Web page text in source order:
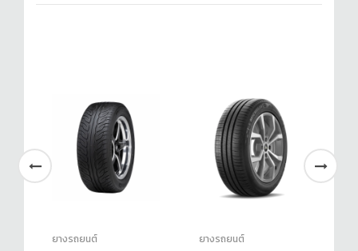
ยางรถยนต์ ยางรถยนต์